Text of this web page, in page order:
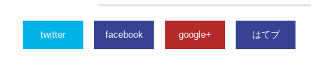
twitter facebook google+ はてブ